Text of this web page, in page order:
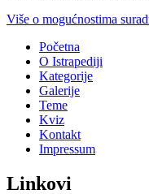
Više o mogućnostima
Početna
O Istrapediji
Kategorije
Galerije
Teme
Kviz
Kontakt
Impressum
Linkovi